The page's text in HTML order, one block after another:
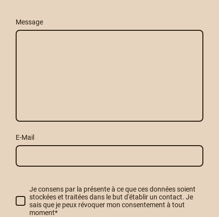
Message
E-Mail
Je consens par la présente à ce que ces données soient
stockées et traitées dans le but d'établir un contact. Je
sais que je peux révoquer mon consentement à tout
moment*